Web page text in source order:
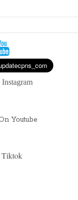
Youtube
Tiktok